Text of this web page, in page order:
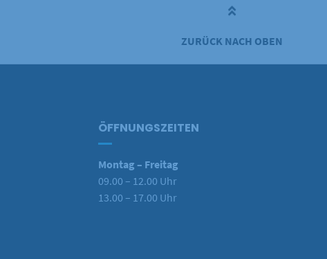
ZURÜCK NACH OBEN
ÖFFNUNGSZEITEN
Montag – Freitag
09.00 – 12.00 Uhr
13.00 – 17.00 Uhr